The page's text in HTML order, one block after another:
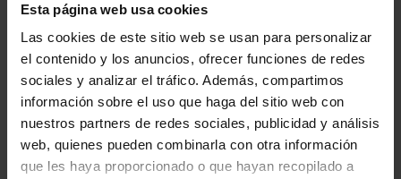
Esta página web usa cookies
Las cookies de este sitio web se usan para personalizar
el contenido y los anuncios, ofrecer funciones de redes
sociales y analizar el tráfico. Además, compartimos
información sobre el uso que haga del sitio web con
nuestros partners de redes sociales, publicidad y análisis
web, quienes pueden combinarla con otra información
que les haya proporcionado o que hayan recopilado a
CIUDADES PATRIMONIO
II- IBIZA
73,00 €
CIUDADES PATRIMONIO
II- MÉRIDA
73,00 €